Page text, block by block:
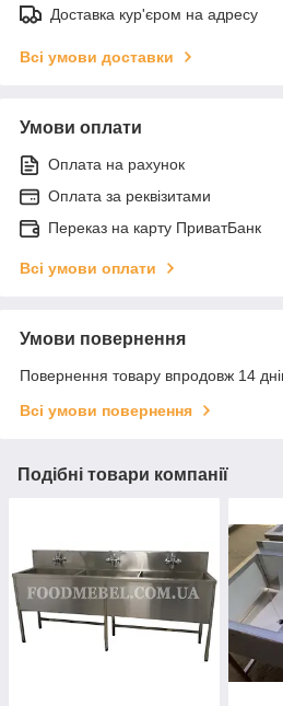
Доставка кур'єром на адресу
Всі умови доставки
Умови оплати
Оплата на рахунок
Оплата за реквізитами
Переказ на карту ПриватБанк
Всі умови оплати
Умови повернення
Повернення товару впродовж 14
Всі умови повернення
Подібні товари компанії